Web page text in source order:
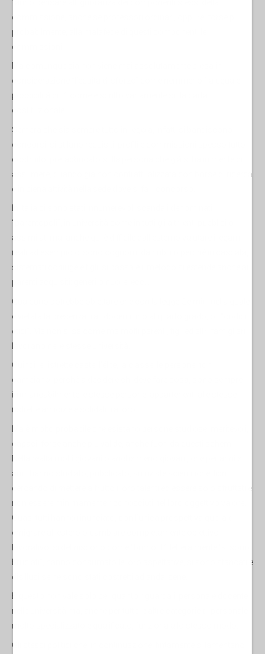
fanno pensare all’ignoranza dei componenti stessi della
commissione, anche se professori ordinari, oppure, forse più
probabilmente, alla malafede di questi componenti le
commissioni.
considerazione “l’equità di sforzo” come nemmeno “la uguale
possibilità di…”, come è scritto vanamente sulla carta
costituzionale.
Sembra che sia sempre tutto in regola, infatti si bandiscono
concorsi, si stilano requisiti, profili e commissioni spesso tutto
costruito, prefabbricato sulla persona che già si ha in mente di
assumere, quando già non contrattualizzata con borse di ricerca
e in piena attività nella sede dove si fa il concorso.
“parentopoli”, in università come in tutti gli altri enti pubblici o
assimilati ma, anche qui è difficile dall’esterno valutare i legami
reali ad esempio ci sono cognomi da nubili o perché in cascata,
sistemati coniuge e figli, si passa e il metodo si estende anche ai
parenti acquisiti: generi o nuore, ecc…
Qualcuno potrebbe obiettare che con la legge Gelmini nella quale
è vietata la presenza tra i docenti fino al quarto grado, o i “codici
etici”. Ma non si sa come ma molti parenti, figli ed altri famigliari
Quindi le ristrette caste, l’élite, la classe, le persone non
cambiano, perchè a decidere chi deve fare cosa, sono sempre
immancabilmente le stesse persone, appartenenti alle stesse
ristrette amicizie e solidali tra loro.
capaci, forse anche più valide, anche fuori da questi schemi.
anni hanno studiato, pubblicato, su riviste scientifiche, libri
cercando di mettere a frutto i loro talenti ed essere solo sfruttati e
non essere minimamente riconosciuti nel loro oggettivo valore.
Quasi tutti hanno rinunciato, con l’unica prospettiva quella di
emigrare all’estero o cambiare completamente obiettivo
bruciati”, hanno consumato le loro aspettative, si sono stancati e
disillusi se ne sono stati costretti ad andarsene.
nelle università ma, anche per tutte le altre categorie di personale
molto specializzato e qualificato, funziona allo stesso modo.
Gli stessi politici che, in continuazione, fintamente si lamentano